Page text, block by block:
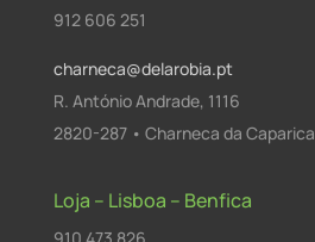
912 606 251
charneca@delarobia.pt
R. António Andrade, 1116
2820-287 • Charneca da Caparica
Loja – Lisboa – Benfica